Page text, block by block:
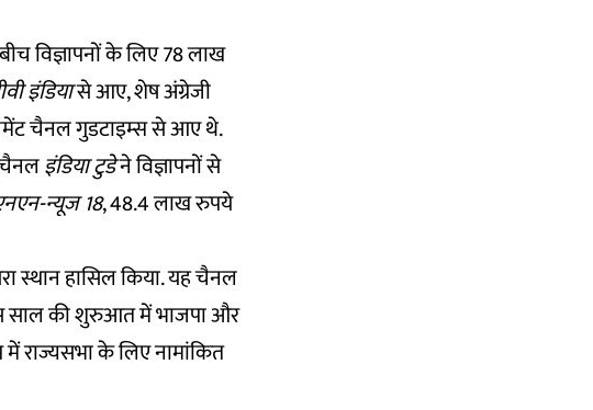
विज्ञापनों के लिए 78 लाख
इंडियासे आए, शेष अंग्रेजी
चैनल गुडटाइम्स से आए थे.
चैनलइंडिया टुडेने विज्ञापनों से
न्यूज 18, 48.4 लाख रुपये
स्थान हासिल किया. यह चैनल
इस साल की शुरुआत में भाजपा और
राज्यसभा के लिए नामांकित